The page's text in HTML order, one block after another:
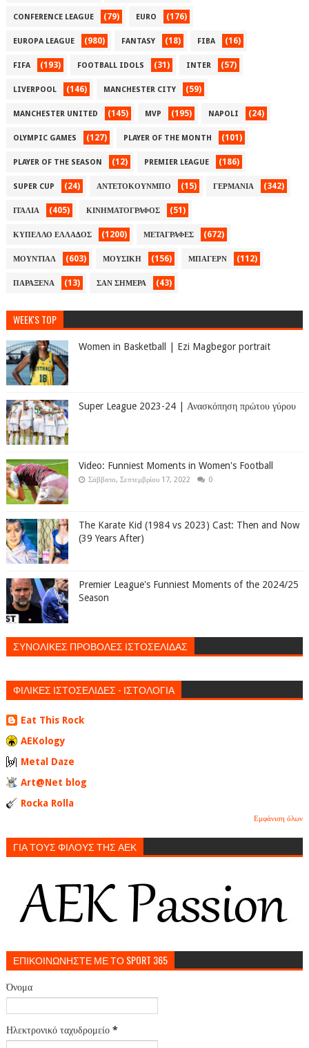
CONFERENCE LEAGUE (79) EURO (176)
EUROPA LEAGUE (980) FANTASY (18) FIBA (16)
FIFA (193) FOOTBALL IDOLS (31) INTER (57)
LIVERPOOL (146) MANCHESTER CITY (59)
MANCHESTER UNITED (145) MVP (195) NAPOLI (24)
OLYMPIC GAMES (127) PLAYER OF THE MONTH (101)
PLAYER OF THE SEASON (12) PREMIER LEAGUE (186)
SUPER CUP (24) ΑΝΤΕΤΟΚΟΥΝΜΠΟ (15) ΓΕΡΜΑΝΙΑ (342)
ΙΤΑΛΙΑ (405) ΚΙΝΗΜΑΤΟΓΡΑΦΟΣ (51)
ΚΥΠΕΛΛΟ ΕΛΛΑΔΟΣ (1200) ΜΕΤΑΓΡΑΦΕΣ (672)
ΜΟΥΝΤΙΑΛ (603) ΜΟΥΣΙΚΗ (156) ΜΠΑΓΕΡΝ (112)
ΠΑΡΑΞΕΝΑ (13) ΣΑΝ ΣΗΜΕΡΑ (43)
WEEK'S TOP
Women in Basketball | Ezi Magbegor portrait
Super League 2023-24 | Ανασκόπηση πρώτου γύρου
Video: Funniest Moments in Women's Football
Σάββατο, Σεπτεμβρίου 17, 2022 0
The Karate Kid (1984 vs 2023) Cast: Then and Now
(39 Years After)
Premier League's Funniest Moments of the 2024/25
Season
ΣΥΝΟΛΙΚΕΣ ΠΡΟΒΟΛΕΣ ΙΣΤΟΣΕΛΙΔΑΣ
ΦΙΛΙΚΕΣ ΙΣΤΟΣΕΛΙΔΕΣ - ΙΣΤΟΛΟΓΙΑ
Eat This Rock
AEKology
Metal Daze
Art@Net blog
Rocka Rolla
Εμφάνιση όλων
ΓΙΑ ΤΟΥΣ ΦΙΛΟΥΣ ΤΗΣ ΑΕΚ
ΕΠΙΚΟΙΝΩΝΗΣΤΕ ΜΕ ΤΟ SPORT 365
Όνομα
Ηλεκτρονικό ταχυδρομείο *